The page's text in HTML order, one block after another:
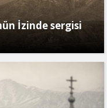
İzinde sergisi